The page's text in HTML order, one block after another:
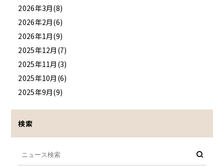
2026年3月(8)
2026年2月(6)
2026年1月(9)
2025年12月(7)
2025年11月(3)
2025年10月(6)
2025年9月(9)
検索